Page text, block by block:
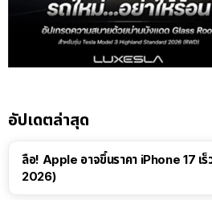
อัปเดตล่าสุด
ลือ! Apple อาจขึ้นราคา iPhone 17 เ
2026)